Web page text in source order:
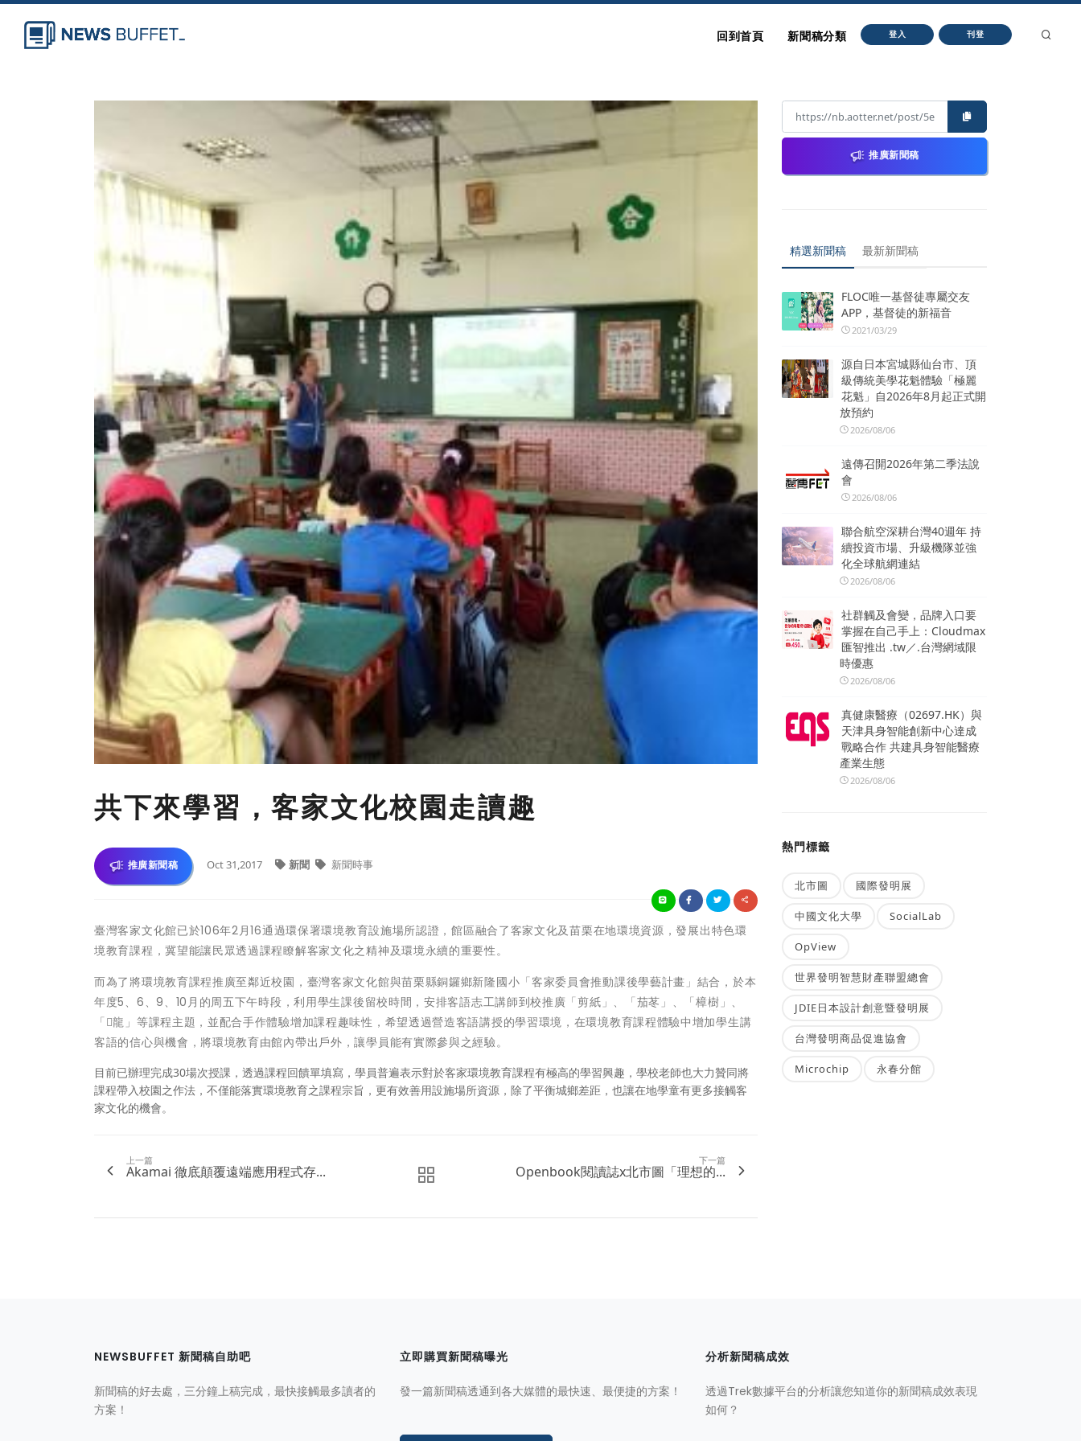
回到首頁 新聞稿分類 登入 刊登
共下來學習，客家文化校園走讀趣
推廣新聞稿 Oct 31,2017 新聞 新聞時事
臺灣客家文化館已於106年2月16通過環保署環境教育設施場所認證，館區融合了客家文化及苗栗在地環境資源，發展出特色環
境教育課程，冀望能讓民眾透過課程瞭解客家文化之精神及環境永續的重要性。
而為了將環境教育課程推廣至鄰近校園，臺灣客家文化館與苗栗縣銅鑼鄉新隆國小「客家委員會推動課後學藝計畫」結合，於本
年度5、6、9、10月的周五下午時段，利用學生課後留校時間，安排客語志工講師到校推廣「剪紙」、「茄苳」、「樟樹」、
「𪹚龍」等課程主題，並配合手作體驗增加課程趣味性，希望透過營造客語講授的學習環境，在環境教育課程體驗中增加學生講
客語的信心與機會，將環境教育由館內帶出戶外，讓學員能有實際參與之經驗。
目前已辦理完成30場次授課，透過課程回饋單填寫，學員普遍表示對於客家環境教育課程有極高的學習興趣，學校老師也大力贊同將
課程帶入校園之作法，不僅能落實環境教育之課程宗旨，更有效善用設施場所資源，除了平衡城鄉差距，也讓在地學童有更多接觸客
家文化的機會。
上一篇
​Akamai 徹底顛覆遠端應用程式存...
下一篇
Openbook閱讀誌x北市圖「理想的...
推廣新聞稿
精選新聞稿 最新新聞稿
FLOC唯一基督徒專屬交友
APP，基督徒的新福音
2021/03/29
源自日本宮城縣仙台市、頂
級傳統美學花魁體驗「極麗
花魁」自2026年8月起正式開
放預約
2026/08/06
遠傳召開2026年第二季法說
會
2026/08/06
聯合航空深耕台灣40週年 持
續投資市場、升級機隊並強
化全球航網連結
2026/08/06
社群觸及會變，品牌入口要
掌握在自己手上：Cloudmax
匯智推出 .tw／.台灣網域限
時優惠
2026/08/06
真健康醫療（02697.HK）與
天津具身智能創新中心達成
戰略合作 共建具身智能醫療
產業生態
2026/08/06
熱門標籤
北市圖 國際發明展
中國文化大學 SocialLab
OpView
世界發明智慧財產聯盟總會
JDIE日本設計創意暨發明展
台灣發明商品促進協會
Microchip 永春分館
NEWSBUFFET 新聞稿自助吧
新聞稿的好去處，三分鐘上稿完成，最快接觸最多讀者的
方案！
立即購買新聞稿曝光
發一篇新聞稿透通到各大媒體的最快速、最便捷的方案！
分析新聞稿成效
透過Trek數據平台的分析讓您知道你的新聞稿成效表現
如何？